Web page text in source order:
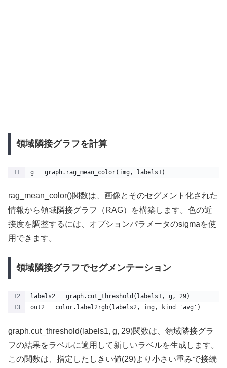
領域隣接グラフを計算
g = graph.rag_mean_color(img, labels1)
rag_mean_color()関数は、画像とそのセグメント化された
情報から領域隣接グラフ（RAG）を構築します。色の近
接度を調整するには、オプションパラメータのsigmaを使
用できます。
領域隣接グラフでセグメンテーション
labels2 = graph.cut_threshold(labels1, g, 29)
out2 = color.label2rgb(labels2, img, kind='avg')
graph.cut_threshold(labels1, g, 29)関数は、領域隣接グラ
フの結果をラベルに適用して新しいラベルを生成します。
この関数は、指定したしきい値(29)より小さい重みで接続